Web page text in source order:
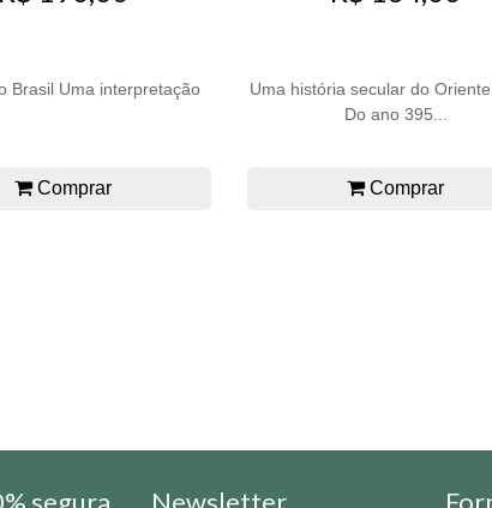
Brasil Uma interpretação
Comprar
Uma história secular do
Do ano 395...
Comprar
segura Newsletter